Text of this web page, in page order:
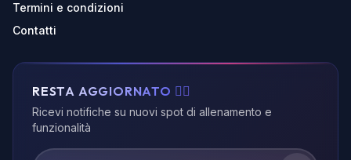
Termini e condizioni
Contatti
RESTA AGGIORNATO 🏃‍♂️
Ricevi notifiche su nuovi spot di allenamento e
funzionalità